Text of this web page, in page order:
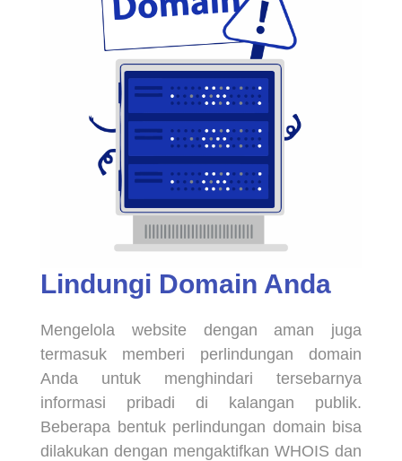
Lindungi Domain Anda
Mengelola website dengan aman juga
termasuk memberi perlindungan domain
Anda untuk menghindari tersebarnya
informasi pribadi di kalangan publik.
Beberapa bentuk perlindungan domain bisa
dilakukan dengan mengaktifkan WHOIS dan